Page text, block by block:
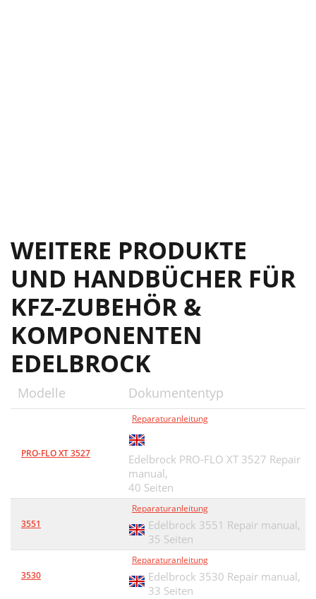
WEITERE PRODUKTE
UND HANDBÜCHER FÜR
KFZ-ZUBEHÖR &
KOMPONENTEN
EDELBROCK
Modelle Dokumententyp
PRO-FLO XT 3527
Reparaturanleitung
Edelbrock PRO-FLO XT 3527 Repair
manual,
40 Seiten
3551
Reparaturanleitung
Edelbrock 3551 Repair manual,
35 Seiten
3530
Reparaturanleitung
Edelbrock 3530 Repair manual,
33 Seiten